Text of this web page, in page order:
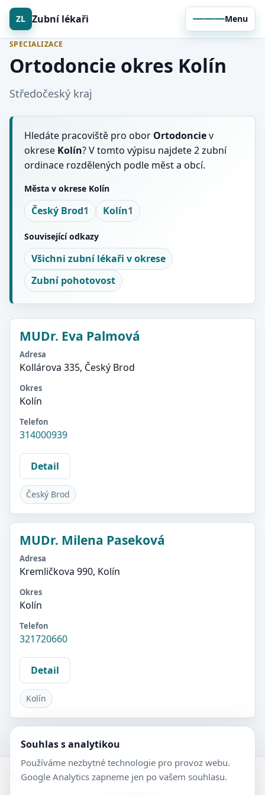
ZL Zubní lékaři Menu
SPECIALIZACE
Ortodoncie okres Kolín
Středočeský kraj
Hledáte pracoviště pro obor Ortodonciev
okrese Kolín? V tomto výpisu najdete 2 zubní
ordinace rozdělených podle měst a obcí.
Města v okrese Kolín
Český Brod1 Kolín1
Související odkazy
Všichni zubní lékaři v okrese
Zubní pohotovost
MUDr. Eva Palmová
Adresa
Kollárova 335, Český Brod
Okres
Kolín
Telefon
314000939
Detail
Český Brod
MUDr. Milena Paseková
Adresa
Kremličkova 990, Kolín
Okres
Kolín
Telefon
321720660
Detail
Kolín
Zubní-lékaři.cz
Souhlas s analytikou
Používáme nezbytné technologie pro provoz webu.
Google Analytics zapneme jen po vašem souhlasu.